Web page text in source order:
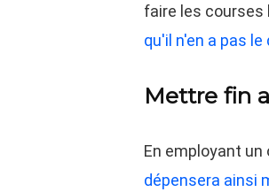
faire les courses
qu'il n'en a pas le
Mettre fin
En employant
dépensera ainsi